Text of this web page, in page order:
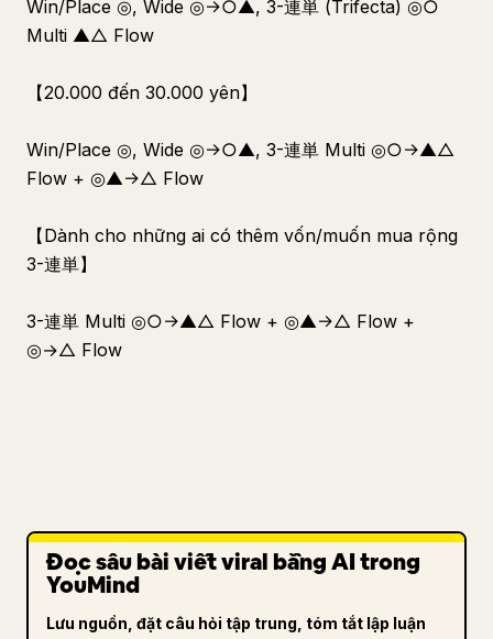
Win/Place ◎, Wide ◎→○▲, 3-連単 (Trifecta) ◎○
Multi ▲△ Flow
【20.000 đến 30.000 yên】
Win/Place ◎, Wide ◎→○▲, 3-連単 Multi ◎○→▲△
Flow + ◎▲→△ Flow
【Dành cho những ai có thêm vốn/muốn mua rộng
3-連単】
3-連単 Multi ◎○→▲△ Flow + ◎▲→△ Flow +
◎→△ Flow
Đọc sâu bài viết viral bằng AI trong
YouMind
Lưu nguồn, đặt câu hỏi tập trung, tóm tắt lập luận